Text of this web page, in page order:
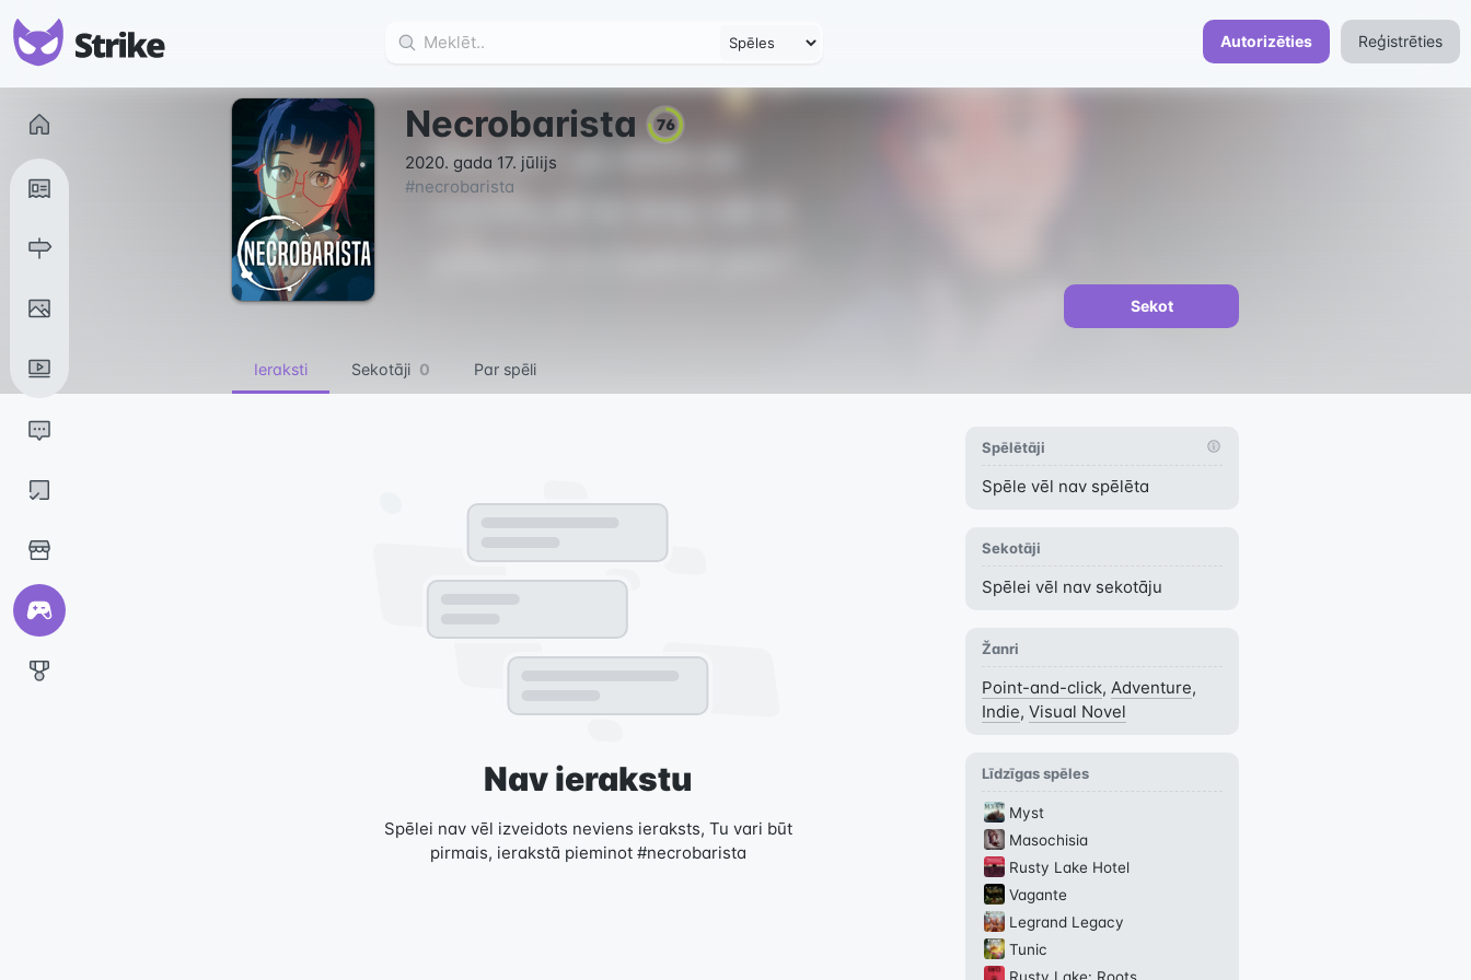
Autorizēties Reģistrēties
Necrobarista 76
2020. gada 17. jūlijs
#necrobarista
Sekot
Ieraksti Sekotāji 0 Par spēli
Nav ierakstu
Spēlei nav vēl izveidots neviens ieraksts, Tu vari būt
pirmais, ierakstā pieminot #necrobarista
Spēlētāji
Spēle vēl nav spēlēta
Sekotāji
Spēlei vēl nav sekotāju
Žanri
Point-and-click, Adventure,
Indie, Visual Novel
Līdzīgas spēles
Myst
Masochisia
Rusty Lake Hotel
Vagante
Legrand Legacy
Tunic